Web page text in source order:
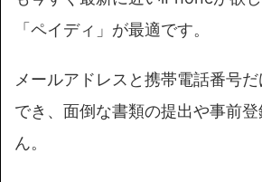
「ペイディ」が最適です。
メールアドレスと携帯電話番号
でき、面倒な書類の提出や事前
ん。